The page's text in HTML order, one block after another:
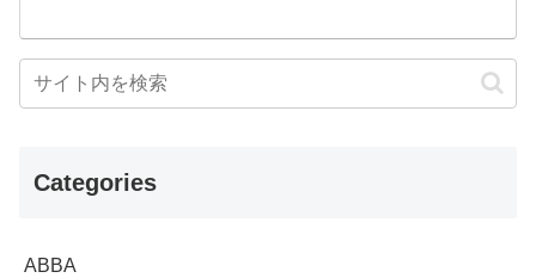
Categories
ABBA